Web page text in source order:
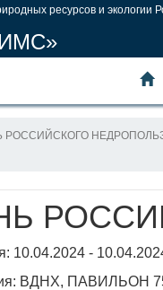
ресурсов и экологии
РОССИЙСКОГО
10.04.2024 -
ВДНХ, ПАВИЛЬОН